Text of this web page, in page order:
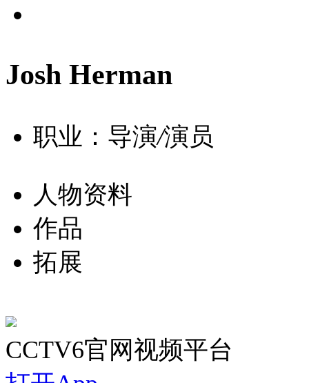
Josh Herman
职业：导演/演员
人物资料
作品
拓展
CCTV6官网视频平台